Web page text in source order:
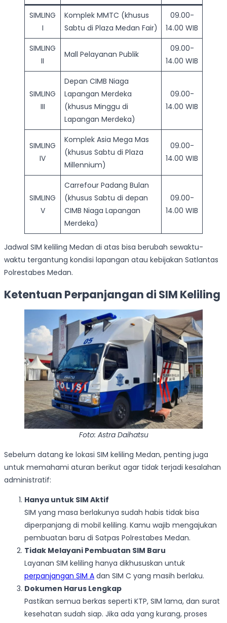
SIMLING
I
Komplek MMTC (khusus
Sabtu di Plaza Medan Fair)
09.00-
14.00 WIB
SIMLING
II
Mall Pelayanan Publik
09.00-
14.00 WIB
SIMLING
III
Depan CIMB Niaga
Lapangan Merdeka
(khusus Minggu di
Lapangan Merdeka)
09.00-
14.00 WIB
SIMLING
IV
Komplek Asia Mega Mas
(khusus Sabtu di Plaza
Millennium)
09.00-
14.00 WIB
SIMLING
V
Carrefour Padang Bulan
(khusus Sabtu di depan
CIMB Niaga Lapangan
Merdeka)
09.00-
14.00 WIB
Jadwal SIM keliling Medan di atas bisa berubah sewaktu-
waktu tergantung kondisi lapangan atau kebijakan Satlantas
Polrestabes Medan.
Ketentuan Perpanjangan di SIM Keliling
Foto: Astra Daihatsu
Sebelum datang ke lokasi SIM keliling Medan, penting juga
untuk memahami aturan berikut agar tidak terjadi kesalahan
administratif:
Hanya untuk SIM Aktif
SIM yang masa berlakunya sudah habis tidak bisa
diperpanjang di mobil keliling. Kamu wajib mengajukan
pembuatan baru di Satpas Polrestabes Medan.
Tidak Melayani Pembuatan SIM Baru
Layanan SIM keliling hanya dikhususkan untuk
perpanjangan SIM A dan SIM C yang masih berlaku.
Dokumen Harus Lengkap
Pastikan semua berkas seperti KTP, SIM lama, dan surat
kesehatan sudah siap. Jika ada yang kurang, proses